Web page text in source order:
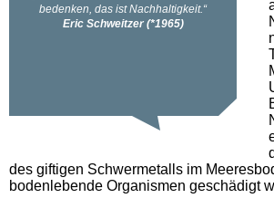
des giftigen Schwermetalls im
bodenlebende Organismen geschädigt